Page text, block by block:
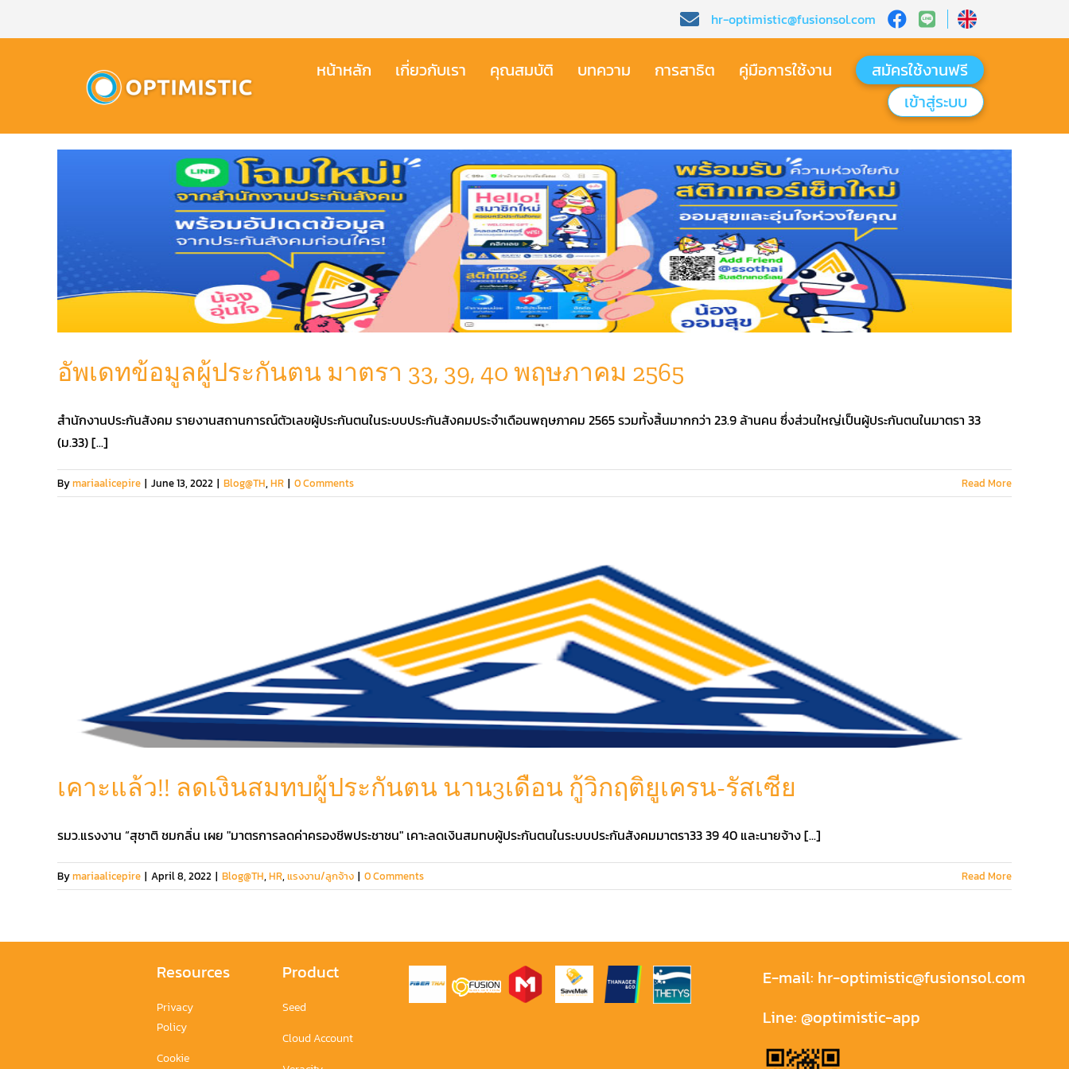
hr-optimistic@fusionsol.com
หน้าหลัก​ เกี่ยวกับเรา​ คุณสมบัติ​ บทความ การสาธิต คู่มือการใช้งาน
สมัครใช้งานฟรี
เข้าสู่ระบบ​
อัพเดทข้อมูลผู้ประกันตน มาตรา 33, 39, 40 พฤษภาคม 2565
สำนักงานประกันสังคม รายงานสถานการณ์ตัวเลขผู้ประกันตนในระบบประกันสังคมประจำเดือนพฤษภาคม 2565 รวมทั้งสิ้นมากกว่า 23.9 ล้านคน ซึ่งส่วนใหญ่เป็นผู้ประกันตนในมาตรา 33
(ม.33) [...]
Bymariaalicepire | June 13, 2022 | Blog@TH, HR | 0 Comments Read More
เคาะแล้ว!! ลดเงินสมทบผู้ประกันตน นาน3เดือน กู้วิกฤติยูเครน-รัสเซีย
รมว.แรงงาน “สุชาติ ชมกลิ่น เผย "มาตรการลดค่าครองชีพประชาชน" เคาะลดเงินสมทบผู้ประกันตนในระบบประกันสังคมมาตรา33 39 40 และนายจ้าง [...]
Bymariaalicepire | April 8, 2022 | Blog@TH, HR, แรงงาน/ลูกจ้าง | 0 Comments Read More
Resources
Privacy
Policy
Cookie
Product
Seed
Cloud Account
E-mail: hr-optimistic@fusionsol.com
Line: @optimistic-app